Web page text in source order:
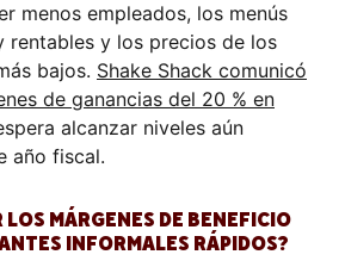
menos empleados, los menús
rentables y los precios de los
bajos. Shake Shack comunicó
de ganancias del 20 % en
alcanzar niveles aún
año fiscal.
MÁRGENES DE BENEFICIO
INFORMALES RÁPIDOS?